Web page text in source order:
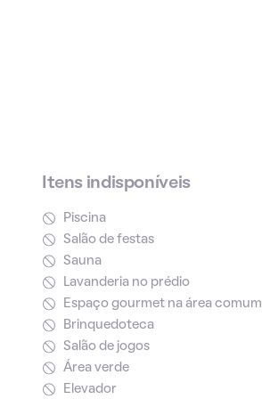
Itens indisponíveis
Piscina
Salão de festas
Sauna
Lavanderia no prédio
Espaço gourmet na área comum
Brinquedoteca
Salão de jogos
Área verde
Elevador